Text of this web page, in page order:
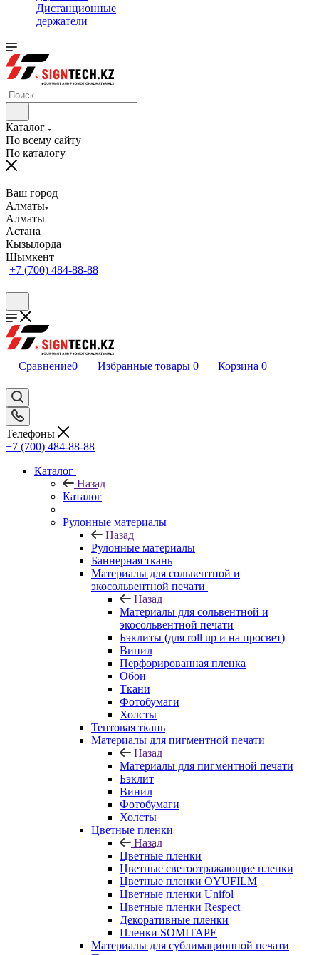
Дистанционные
держатели
Каталог
По всему сайту
По каталогу
Ваш город
Алматы
Алматы
Астана
Кызылорда
Шымкент
+7 (700) 484-88-88
Сравнение0 Избранные товары 0 Корзина 0
Телефоны
+7 (700) 484-88-88
Каталог
Назад
Каталог
Рулонные материалы
Назад
Рулонные материалы
Баннерная ткань
Материалы для сольвентной и
экосольвентной печати
Назад
Материалы для сольвентной и
экосольвентной печати
Бэклиты (для roll up и на просвет)
Винил
Перфорированная пленка
Обои
Ткани
Фотобумаги
Холсты
Тентовая ткань
Материалы для пигментной печати
Назад
Материалы для пигментной печати
Бэклит
Винил
Фотобумаги
Холсты
Цветные пленки
Назад
Цветные пленки
Цветные светоотражающие пленки
Цветные пленки OYUFILM
Цветные пленки Unifol
Цветные пленки Respect
Декоративные пленки
Пленки SOMITAPE
Материалы для сублимационной печати